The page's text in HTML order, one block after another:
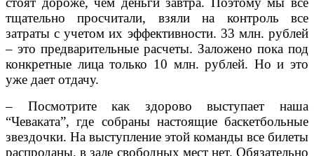
тщательно просчитали, взяли на контроль все
затраты с учетом их эффективности. 33 млн. рублей
– это предварительные расчеты. Заложено пока под
конкретные лица только 10 млн. рублей. Но и это
уже дает отдачу.
– Посмотрите как здорово выступает наша
“Чеваката”, где собраны настоящие баскетбольные
звездочки. На выступление этой команды все билеты
распроданы, в зале свободных мест нет. Обязательно